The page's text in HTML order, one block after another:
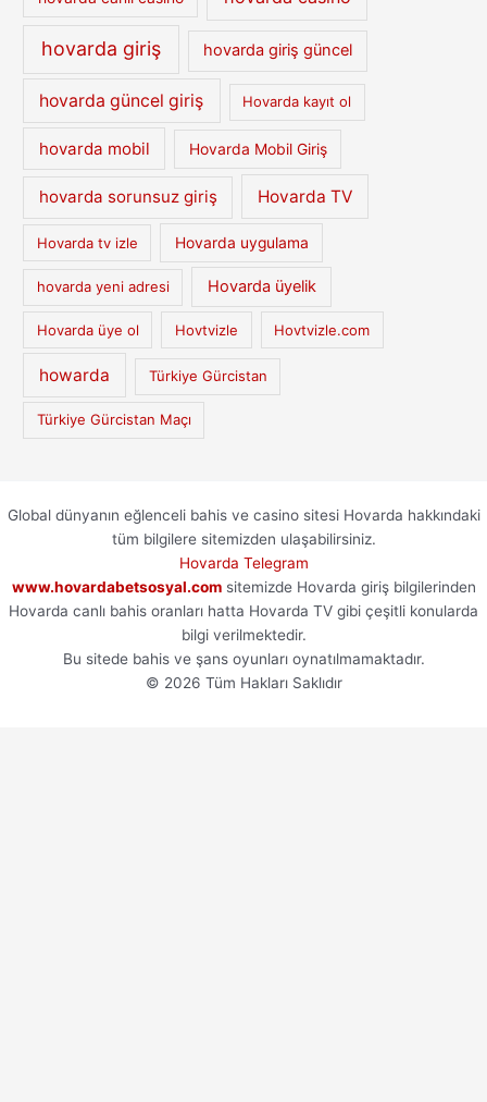
hovarda giriş hovarda giriş güncel
hovarda güncel giriş Hovarda kayıt ol
hovarda mobil Hovarda Mobil Giriş
hovarda sorunsuz giriş Hovarda TV
Hovarda tv izle Hovarda uygulama
hovarda yeni adresi Hovarda üyelik
Hovarda üye ol Hovtvizle Hovtvizle.com
howarda Türkiye Gürcistan
Türkiye Gürcistan Maçı
Global dünyanın eğlenceli bahis ve casino sitesi Hovarda hakkındaki
tüm bilgilere sitemizden ulaşabilirsiniz.
Hovarda Telegram
www.hovardabetsosyal.comsitemizde Hovarda giriş bilgilerinden
Hovarda canlı bahis oranları hatta Hovarda TV gibi çeşitli konularda
bilgi verilmektedir.
Bu sitede bahis ve şans oyunları oynatılmamaktadır.
© 2026 Tüm Hakları Saklıdır